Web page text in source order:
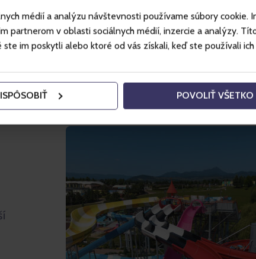
médií a analýzu návštevnosti používame súbory cookie.
partnerom v oblasti sociálnych médií, inzercie a analýzy.
im poskytli alebo ktoré od vás získali, keď ste používali ich
POVOLIŤ VŠETKO